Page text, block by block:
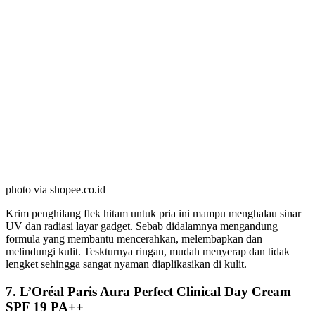
photo via shopee.co.id
Krim penghilang flek hitam untuk pria ini mampu menghalau sinar
UV dan radiasi layar gadget. Sebab didalamnya mengandung
formula yang membantu mencerahkan, melembapkan dan
melindungi kulit. Teskturnya ringan, mudah menyerap dan tidak
lengket sehingga sangat nyaman diaplikasikan di kulit.
7. L’Oréal Paris Aura Perfect Clinical Day Cream
SPF 19 PA++